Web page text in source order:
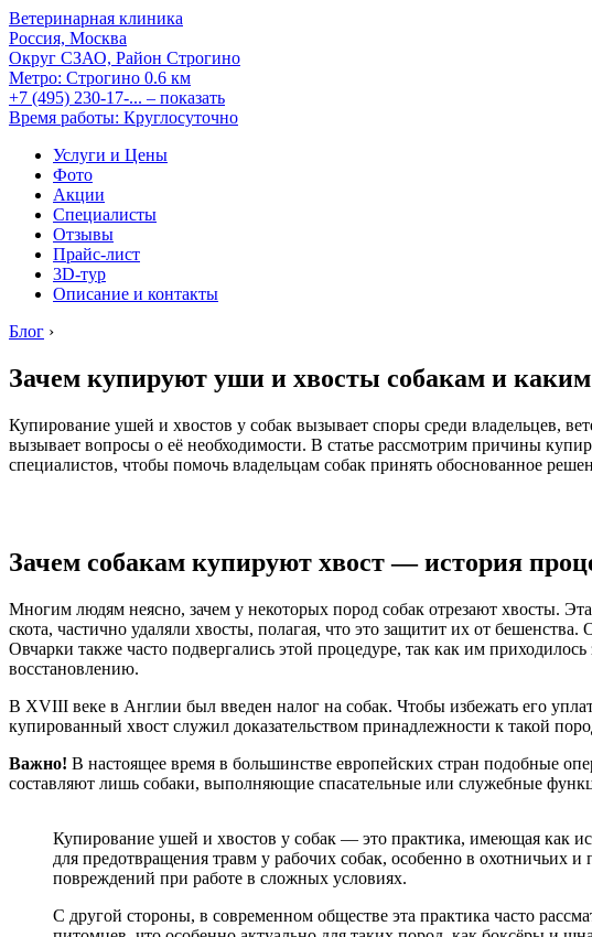
Ветеринарная клиника
Россия, Москва
Округ СЗАО, Район Строгино
Метро: Строгино 0.6 км
+7 (495) 230-17-... – показать
Время работы: Круглосуточно
Услуги и Цены
Фото
Акции
Специалисты
Отзывы
Прайс-лист
3D-тур
Описание и контакты
Блог ›
Зачем купируют уши и хвосты собакам и каким
Купирование ушей и хвостов у собак вызывает споры среди владельцев,
вызывает вопросы о её необходимости. В статье рассмотрим причины
специалистов, чтобы помочь владельцам собак принять обоснованное
Зачем собакам купируют хвост — история
Многим людям неясно, зачем у некоторых пород собак отрезают хвосты.
скота, частично удаляли хвосты, полагая, что это защитит их от
Овчарки также часто подвергались этой процедуре, так как им
восстановлению.
В XVIII веке в Англии был введен налог на собак. Чтобы избежать его
купированный хвост служил доказательством принадлежности к такой
Важно! В настоящее время в большинстве европейских стран подобные
составляют лишь собаки, выполняющие спасательные или служебные
Купирование ушей и хвостов у собак — это практика, имеющая как
для предотвращения травм у рабочих собак, особенно в охотничьих
повреждений при работе в сложных условиях.
С другой стороны, в современном обществе эта практика часто